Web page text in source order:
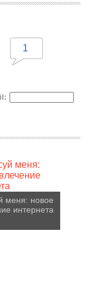
1
меня: новое
интернета